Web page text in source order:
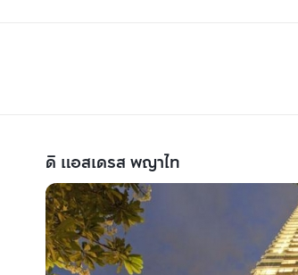
ดิ แอสเดรส พญาไท